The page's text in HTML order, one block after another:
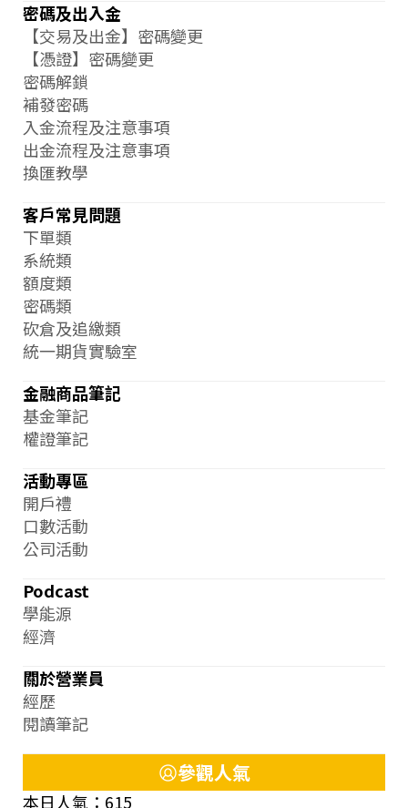
密碼及出入金
【交易及出金】密碼變更
【憑證】密碼變更
密碼解鎖
補發密碼
入金流程及注意事項
出金流程及注意事項
換匯教學
客戶常見問題
下單類
系統類
額度類
密碼類
砍倉及追繳類
統一期貨實驗室
金融商品筆記
基金筆記
權證筆記
活動專區
開戶禮
口數活動
公司活動
Podcast
學能源
經濟
關於營業員
經歷
閱讀筆記
參觀人氣
本日人氣：615